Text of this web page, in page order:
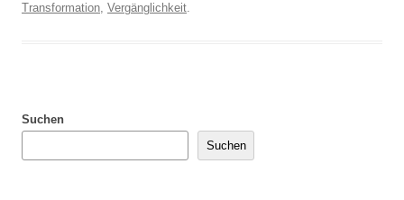
Transformation, Vergänglichkeit.
Suchen
Suchen